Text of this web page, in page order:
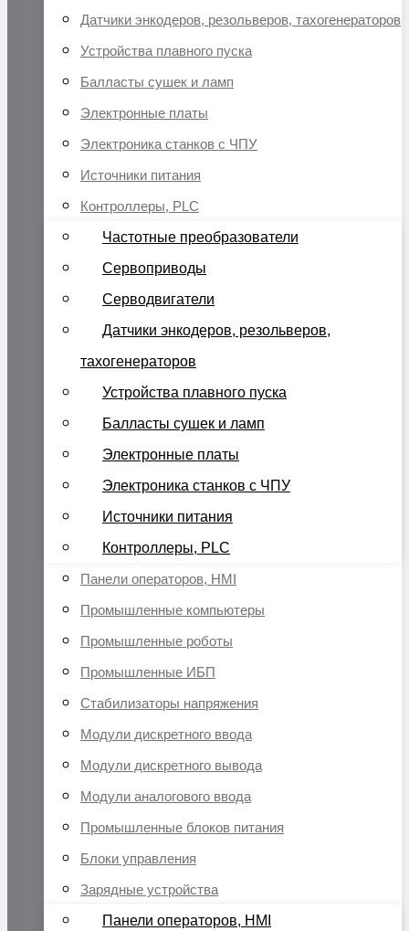
Датчики энкодеров, резольверов, тахогенераторов
Устройства плавного пуска
Балласты сушек и ламп
Электронные платы
Электроника станков с ЧПУ
Источники питания
Контроллеры, PLC
Частотные преобразователи
Сервоприводы
Серводвигатели
Датчики энкодеров, резольверов,
тахогенераторов
Устройства плавного пуска
Балласты сушек и ламп
Электронные платы
Электроника станков с ЧПУ
Источники питания
Контроллеры, PLC
Панели операторов, HMI
Промышленные компьютеры
Промышленные роботы
Промышленные ИБП
Стабилизаторы напряжения
Модули дискретного ввода
Модули дискретного вывода
Модули аналогового ввода
Промышленные блоков питания
Блоки управления
Зарядные устройства
Панели операторов, HMI